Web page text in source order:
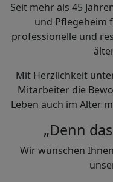
Seit mehr als 45
und Pflegeheim
professionelle und
Mit Herzlichkeit
Mitarbeiter die
Leben auch im Alter
„Denn
Wir wünschen